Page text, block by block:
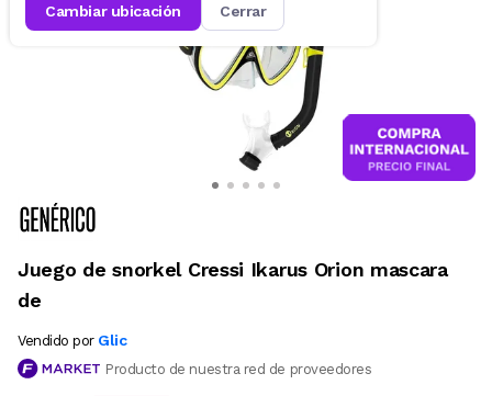
cambiar ubicación cerrar
Juego de snorkel Cressi Ikarus Orion mascara
de
Vendido por Glic
Producto de nuestra red de proveedores